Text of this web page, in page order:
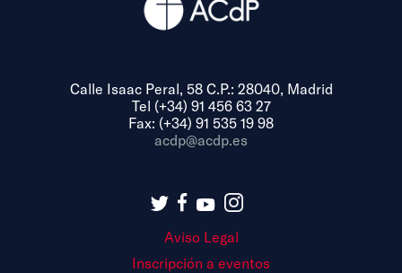
Calle Isaac Peral, 58 C.P.: 28040, Madrid
Tel (+34) 91 456 63 27
Fax: (+34) 91 535 19 98
acdp@acdp.es
Aviso Legal
Inscripción a eventos